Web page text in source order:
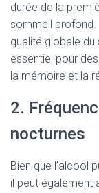
durée de la
sommeil profond.
qualité globale
essentiel pour
la mémoire et la
2.
nocturnes
Bien que l’alcool
il peut également